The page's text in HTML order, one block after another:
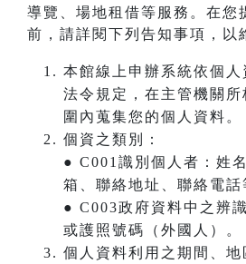
導覽、場地租借等服務。在您
前，請詳閱下列告知事項，以
本館線上申辦系統依個人
法令規定，在主管機關
圍內蒐集您的個人資料。
個資之類別：
● C001識別個人者：姓
箱、聯絡地址、聯絡電話
● C003政府資料中之辨
或護照號碼（外國人）。
個人資料利用之期間、地